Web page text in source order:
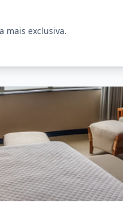
mais exclusiva.